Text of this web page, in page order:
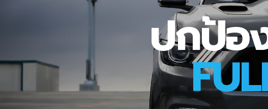
ปกป้อ